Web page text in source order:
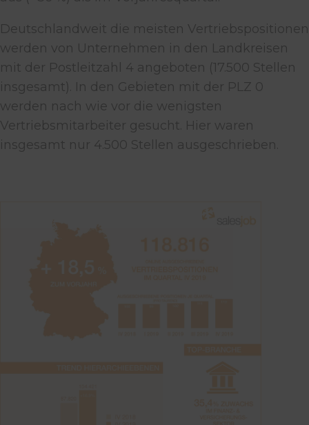
Deutschlandweit die meisten Vertriebspositionen
werden von Unternehmen in den Landkreisen
mit der Postleitzahl 4 angeboten (17.500 Stellen
insgesamt). In den Gebieten mit der PLZ 0
werden nach wie vor die wenigsten
Vertriebsmitarbeiter gesucht. Hier waren
insgesamt nur 4.500 Stellen ausgeschrieben.